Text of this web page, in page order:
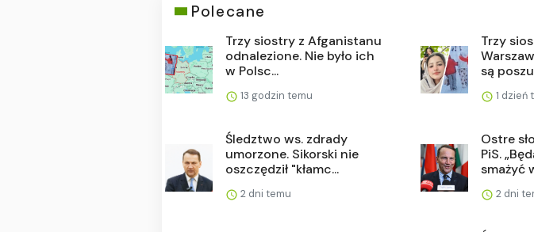
Polecane
Trzy siostry z Afganistanu
odnalezione. Nie było ich
w Polsc...
13 godzin temu
Trzy
są
1 dzień
Śledztwo ws. zdrady
umorzone. Sikorski nie
oszczędził "kłamc...
2 dni temu
Ostre
PiS.
smażyć
2 dni